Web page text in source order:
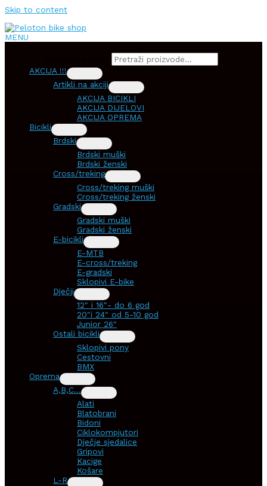
Skip to content
MENU
AKCIJA !!!
Artikli na akciji
AKCIJA BICIKLI
AKCIJA DIJELOVI
AKCIJA OPREMA
Bicikli
Brdski
Brdski muški
Brdski ženski
Cross/treking
Cross/treking muški
Cross/treking ženski
Gradski
Gradski muški
Gradski ženski
E-bicikli
E-MTB
E-cross/treking
E-gradski
Sklopivi E-bike
Dječji
12″ i 16″- do 6 god
20″i 24″ od 5-10 god
Junior 26″
Ostali bicikli
Sklopivi pony
Cestovni
BMX
Oprema
A,B,C…
Alati
Blatobrani
Bidoni
Ciklokompjutori
Dječje sjedalice
Gripovi
Kacige
Košare
L-R